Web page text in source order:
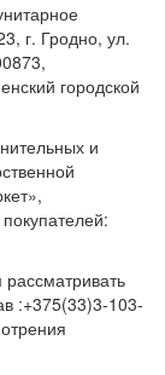
г. Гродно, ул.
городской
и
:+375(33)3-103-